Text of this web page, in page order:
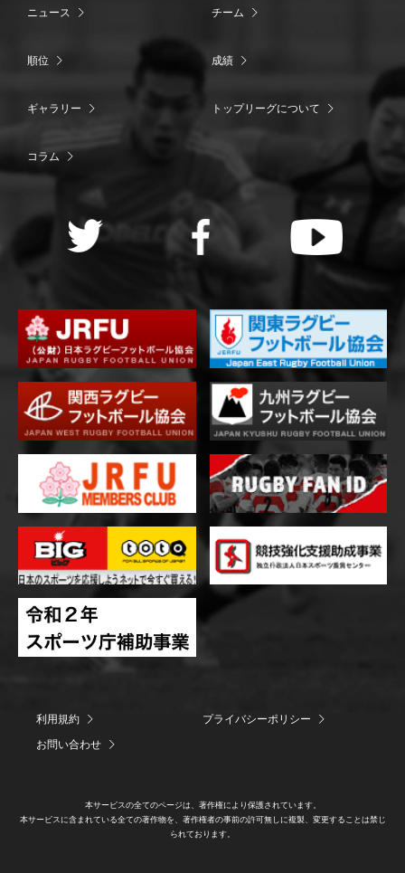
ニュース チーム
順位 成績
ギャラリー トップリーグについて
コラム
利用規約
プライバシーポリシー
お問い合わせ
本サービスの全てのページは、著作権により保護されています。
本サービスに含まれている全ての著作物を、著作権者の事前の許可無しに複製、変更することは禁じ
られております。